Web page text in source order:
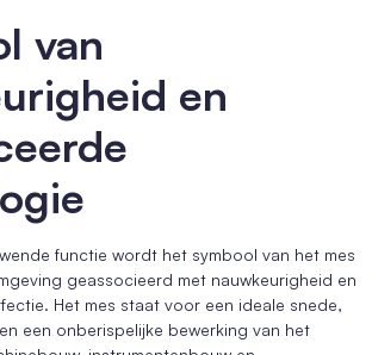
van
en
functie wordt het symbool van het mes
geassocieerd met nauwkeurigheid en
Het mes staat voor een ideale snede,
een onberispelijke bewerking van het